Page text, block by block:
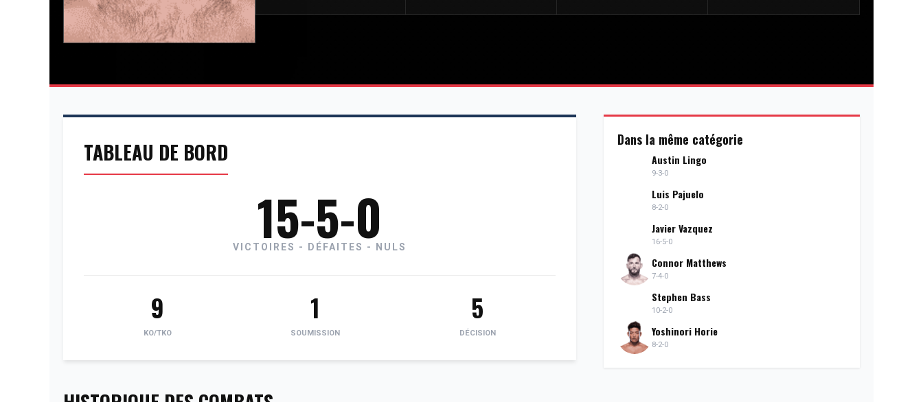
TABLEAU DE BORD
15-5-0
VICTOIRES - DÉFAITES - NULS
9
KO/TKO
1
SOUMISSION
5
DÉCISION
Dans la même catégorie
Austin Lingo
9-3-0
Luis Pajuelo
8-2-0
Javier Vazquez
16-5-0
Connor Matthews
7-4-0
Stephen Bass
10-2-0
Yoshinori Horie
8-2-0